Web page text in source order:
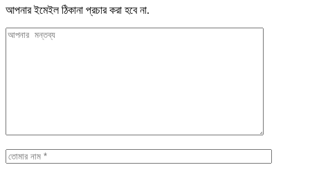
আপনার ইমেইল ঠিকানা প্রচার করা হবে না.